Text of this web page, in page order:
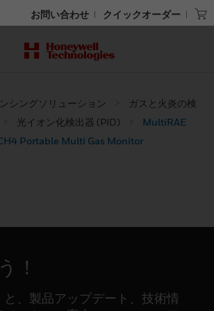
お問い合わせ クイックオーダー
シングソリューション
ガスと火炎の検
光イオン化検出器 (PID)
MultiRAE
Portable Multi Gas Monitor
！
と、製品アップデート、技術情